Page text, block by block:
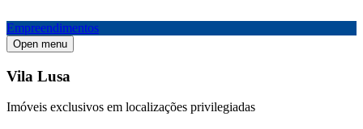
Empreendimentos
Open menu
Vila Lusa
Imóveis exclusivos em localizações privilegiadas